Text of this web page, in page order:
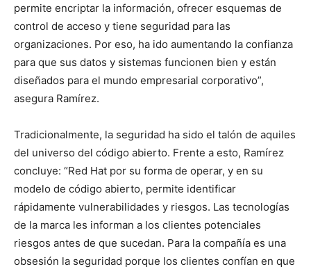
permite encriptar la información, ofrecer esquemas de
control de acceso y tiene seguridad para las
organizaciones. Por eso, ha ido aumentando la confianza
para que sus datos y sistemas funcionen bien y están
diseñados para el mundo empresarial corporativo”,
asegura Ramírez.
Tradicionalmente, la seguridad ha sido el talón de aquiles
del universo del código abierto. Frente a esto, Ramírez
concluye: “Red Hat por su forma de operar, y en su
modelo de código abierto, permite identificar
rápidamente vulnerabilidades y riesgos. Las tecnologías
de la marca les informan a los clientes potenciales
riesgos antes de que sucedan. Para la compañía es una
obsesión la seguridad porque los clientes confían en que